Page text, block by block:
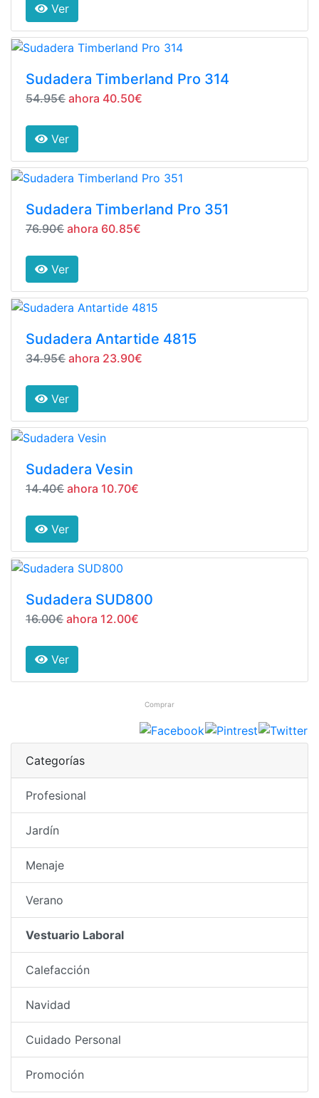
Ver
Sudadera Timberland Pro 314
54.95€ ahora 40.50€
Ver
Sudadera Timberland Pro 351
76.90€ ahora 60.85€
Ver
Sudadera Antartide 4815
34.95€ ahora 23.90€
Ver
Sudadera Vesin
14.40€ ahora 10.70€
Ver
Sudadera SUD800
16.00€ ahora 12.00€
Ver
Comprar
Categorías
Profesional
Jardín
Menaje
Verano
Vestuario Laboral
Calefacción
Navidad
Cuidado Personal
Promoción